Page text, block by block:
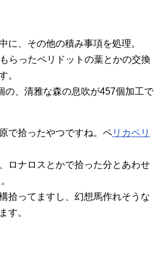
に、その他の積み事項を処理。
らったペリドットの葉とかの交換
。
の、清雅な森の息吹が457個加工で
で拾ったやつですね。ペリカペリ
ロナロスとかで拾った分とあわせ
拾ってますし、幻想馬作れそうな
す。